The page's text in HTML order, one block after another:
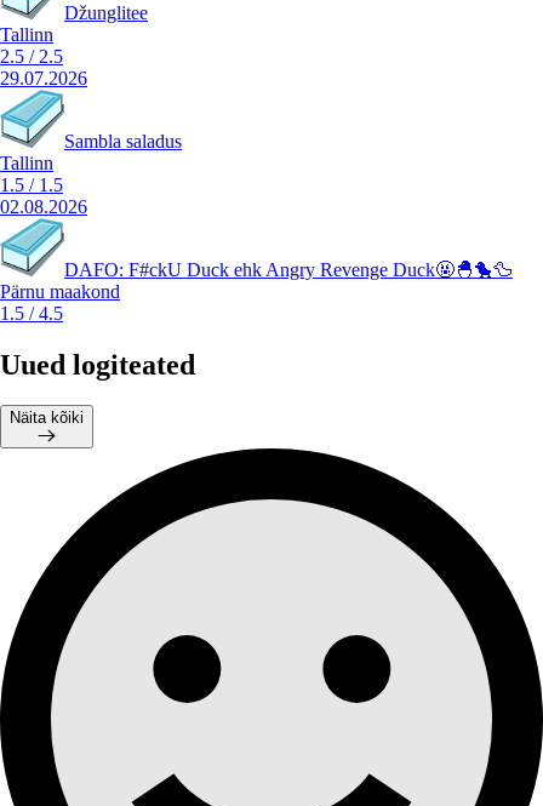
Džunglitee
Tallinn
2.5 / 2.5
29.07.2026
Sambla saladus
Tallinn
1.5 / 1.5
02.08.2026
DAFO: F#ckU Duck ehk Angry Revenge Duck🤬🐣🐤🦆
Pärnu maakond
1.5 /4.5
Uued logiteated
Näita kõiki